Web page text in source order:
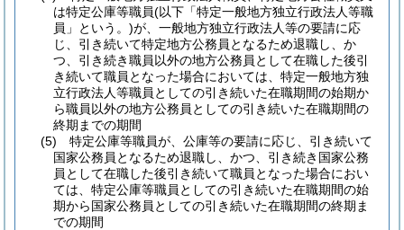
は特定公庫等職員(以下「特定一般地方独立行政法人等職
員」という。)が、一般地方独立行政法人等の要請に応
じ、引き続いて特定地方公務員となるため退職し、か
つ、引き続き職員以外の地方公務員として在職した後引
き続いて職員となった場合においては、特定一般地方独
立行政法人等職員としての引き続いた在職期間の始期か
ら職員以外の地方公務員としての引き続いた在職期間の
終期までの期間
(5)
特定公庫等職員が、公庫等の要請に応じ、引き続いて
国家公務員となるため退職し、かつ、引き続き国家公務
員として在職した後引き続いて職員となった場合におい
ては、特定公庫等職員としての引き続いた在職期間の始
期から国家公務員としての引き続いた在職期間の終期ま
での期間